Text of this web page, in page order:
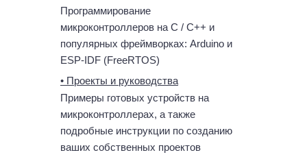
Программирование
микроконтроллеров на C / C++ и
популярных фреймворках: Arduino и
ESP-IDF (FreeRTOS)
• Проекты и руководства
Примеры готовых устройств на
микроконтроллерах, а также
подробные инструкции по созданию
ваших собственных проектов